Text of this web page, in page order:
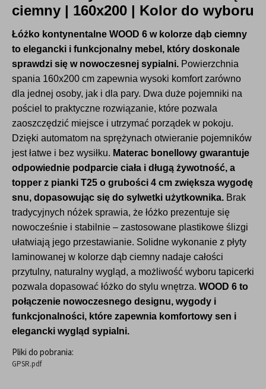
ciemny | 160x200 | Kolor do wyboru
Łóżko kontynentalne WOOD 6 w kolorze dąb ciemny
to elegancki i funkcjonalny mebel, który doskonale
sprawdzi się w nowoczesnej sypialni. Powierzchnia
spania 160x200 cm zapewnia wysoki komfort zarówno
dla jednej osoby, jak i dla pary. Dwa duże pojemniki na
pościel to praktyczne rozwiązanie, które pozwala
zaoszczędzić miejsce i utrzymać porządek w pokoju.
Dzięki automatom na sprężynach otwieranie pojemników
jest łatwe i bez wysiłku. Materac bonellowy gwarantuje
odpowiednie podparcie ciała i długą żywotność, a
topper z pianki T25 o grubości 4 cm zwiększa wygodę
snu, dopasowując się do sylwetki użytkownika. Brak
tradycyjnych nóżek sprawia, że łóżko prezentuje się
nowocześnie i stabilnie – zastosowane plastikowe ślizgi
ułatwiają jego przestawianie. Solidne wykonanie z płyty
laminowanej w kolorze dąb ciemny nadaje całości
przytulny, naturalny wygląd, a możliwość wyboru tapicerki
pozwala dopasować łóżko do stylu wnętrza. WOOD 6 to
połączenie nowoczesnego designu, wygody i
funkcjonalności, które zapewnia komfortowy sen i
elegancki wygląd sypialni.
Pliki do pobrania:
GPSR.pdf